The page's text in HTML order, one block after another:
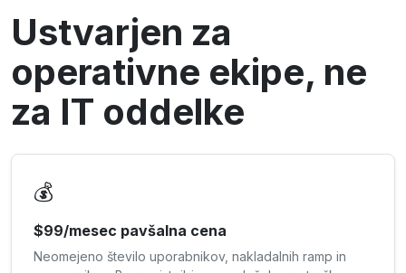
Ustvarjen za
operativne ekipe, ne
za IT oddelke
💰
$99/mesec pavšalna cena
Neomejeno število uporabnikov, nakladalnih ramp in